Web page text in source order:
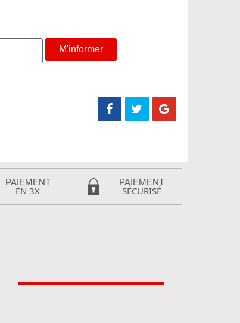
M'informer
PAIEMENT
EN 3X
PAIEMENT
SÉCURISÉ